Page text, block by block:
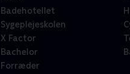
Badehotellet
Sygeplejeskolen
X Factor
Bachelor
Forræder